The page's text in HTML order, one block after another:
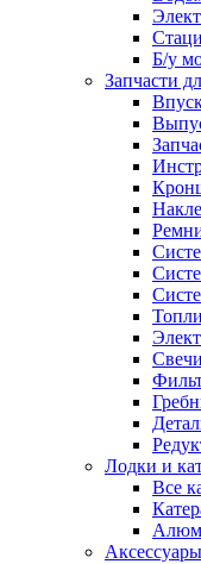
Б/у
Запчасти
Свечи
Лодки и
Все